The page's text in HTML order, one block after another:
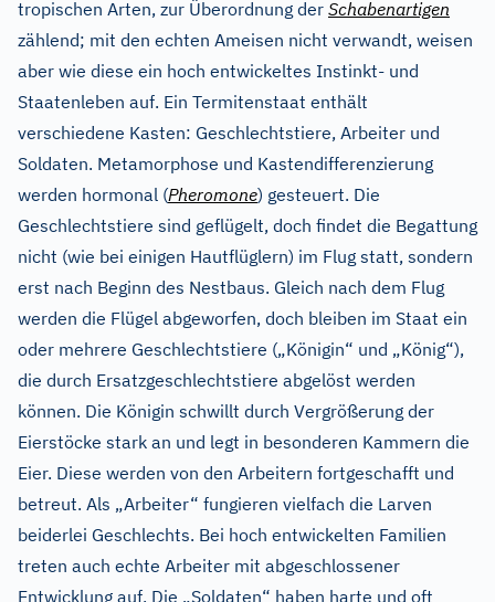
tropischen Arten, zur Überordnung der Schabenartigen
zählend; mit den echten Ameisen nicht verwandt, weisen
aber wie diese ein hoch entwickeltes Instinkt- und
Staatenleben auf. Ein Termitenstaat enthält
verschiedene Kasten: Geschlechtstiere, Arbeiter und
Soldaten. Metamorphose und Kastendifferenzierung
werden hormonal (Pheromone) gesteuert. Die
Geschlechtstiere sind geflügelt, doch findet die Begattung
nicht (wie bei einigen Hautflüglern) im Flug statt, sondern
erst nach Beginn des Nestbaus. Gleich nach dem Flug
werden die Flügel abgeworfen, doch bleiben im Staat ein
oder mehrere Geschlechtstiere („Königin“ und „König“),
die durch Ersatzgeschlechtstiere abgelöst werden
können. Die Königin schwillt durch Vergrößerung der
Eierstöcke stark an und legt in besonderen Kammern die
Eier. Diese werden von den Arbeitern fortgeschafft und
betreut. Als „Arbeiter“ fungieren vielfach die Larven
beiderlei Geschlechts. Bei hoch entwickelten Familien
treten auch echte Arbeiter mit abgeschlossener
Entwicklung auf. Die „Soldaten“ haben harte und oft